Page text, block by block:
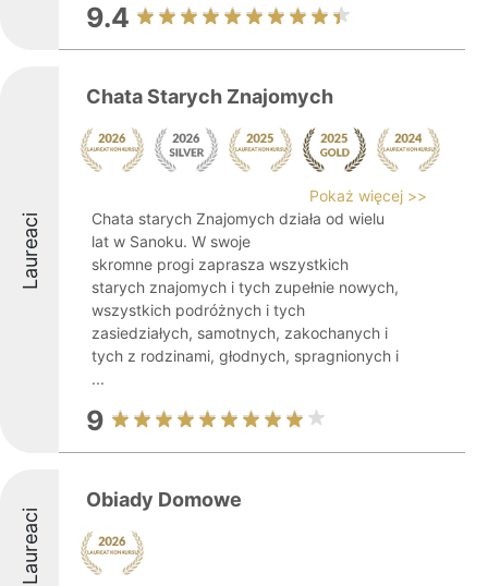
9.4
Laureaci
Chata Starych Znajomych
Pokaż więcej >>
Chata starych Znajomych działa od wielu
lat w Sanoku. W swoje
skromne progi zaprasza wszystkich
starych znajomych i tych zupełnie nowych,
wszystkich podróżnych i tych
zasiedziałych, samotnych, zakochanych i
tych z rodzinami, głodnych, spragnionych i
...
9
Laureaci
Obiady Domowe